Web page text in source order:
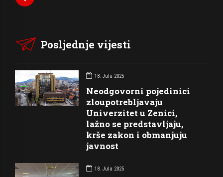
Posljednje vijesti
18. Jula 2025
Neodgovorni pojedinici
zloupotrebljavaju
Univerzitet u Zenici,
lažno se predstavljaju,
krše zakon i obmanjuju
javnost
18. Jula 2025